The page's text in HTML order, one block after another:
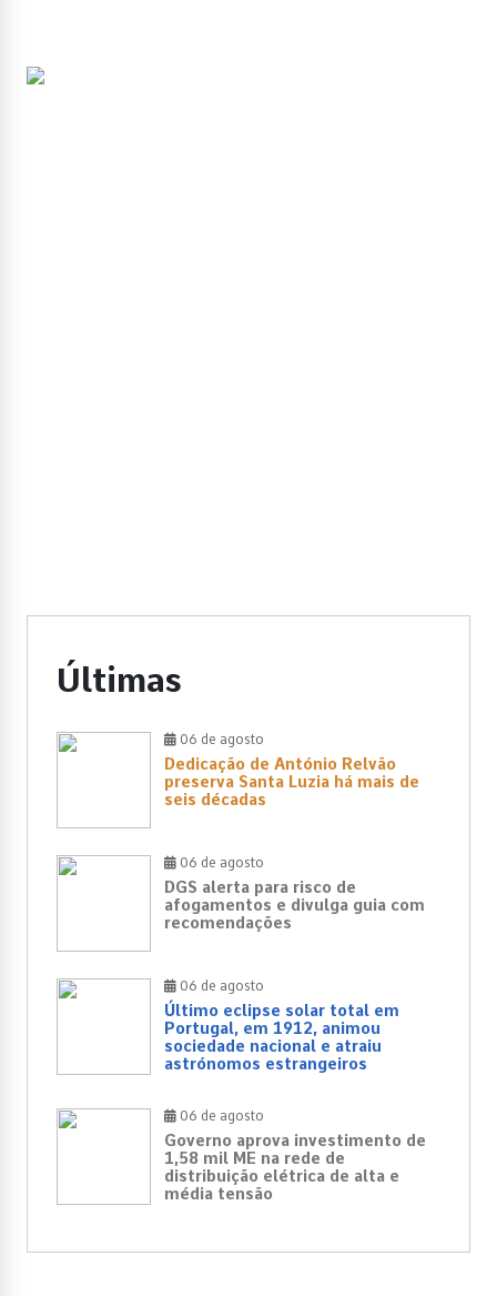
Últimas
06 de agosto
Dedicação de António Relvão
preserva Santa Luzia há mais de
seis décadas
06 de agosto
DGS alerta para risco de
afogamentos e divulga guia com
recomendações
06 de agosto
Último eclipse solar total em
Portugal, em 1912, animou
sociedade nacional e atraiu
astrónomos estrangeiros
06 de agosto
Governo aprova investimento de
1,58 mil ME na rede de
distribuição elétrica de alta e
média tensão